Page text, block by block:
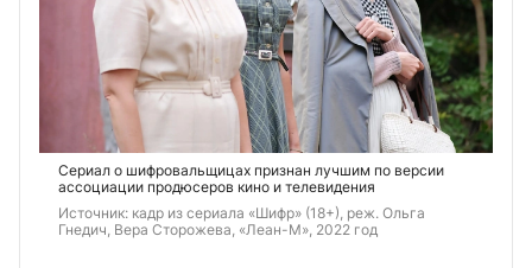
Сериал о шифровальщицах признан лучшим по версии
ассоциации продюсеров кино и телевидения
Источник: кадр из сериала «Шифр» (18+), реж. Ольга
Гнедич, Вера Сторожева, «Леан-М», 2022 год